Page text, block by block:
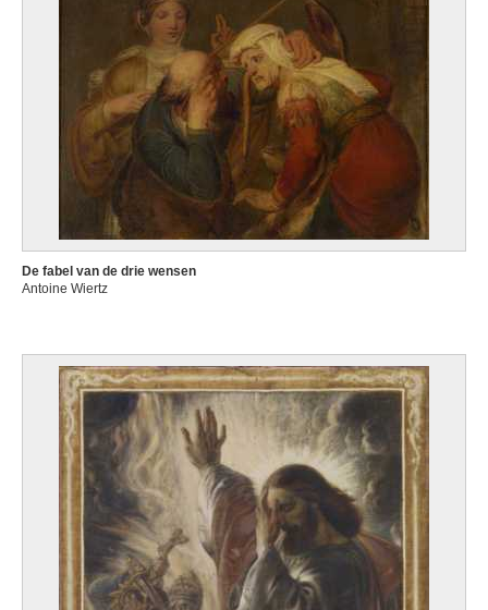
De fabel van de drie wensen
Antoine Wiertz